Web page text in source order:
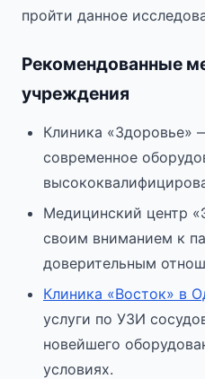
пройти данное
Рекомендованные
учреждения
Клиника «Здоровье»
современное
Медицинский центр
своим вниманием к
доверительным
Клиника «Восток» в
услуги по УЗИ
новейшего
условиях.